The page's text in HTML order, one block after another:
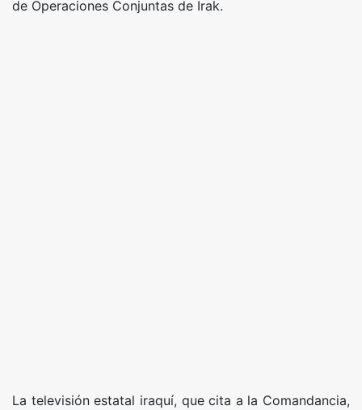
de Operaciones Conjuntas de Irak.
La televisión estatal iraquí, que cita a la Comandancia,